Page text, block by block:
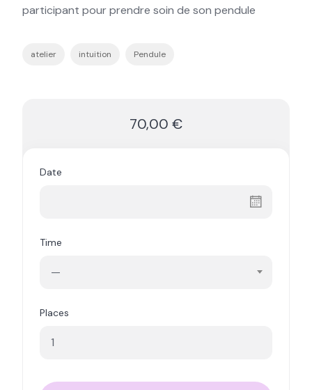
participant pour prendre soin de son pendule
atelier intuition Pendule
70,00 €
Date
Time
—
Places